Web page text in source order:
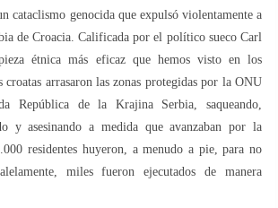
cataclismo genocida que expulsó violentamente a
de Croacia. Calificada por el político sueco Carl
étnica más eficaz que hemos visto en los
croatas arrasaron las zonas protegidas por la ONU
República de la Krajina Serbia, saqueando,
y asesinando a medida que avanzaban por la
residentes huyeron, a menudo a pie, para no
miles fueron ejecutados de manera